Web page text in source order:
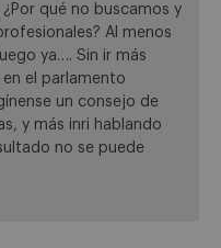
qué no buscamos y
Al menos
ya…. Sin ir más
el parlamento
un consejo de
y más inri hablando
no se puede